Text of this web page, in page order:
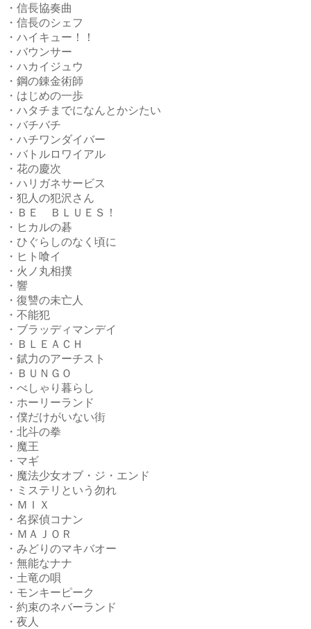
・信長協奏曲
・信長のシェフ
・ハイキュー！！
・バウンサー
・ハカイジュウ
・鋼の錬金術師
・はじめの一歩
・ハタチまでになんとかシたい
・バチバチ
・ハチワンダイバー
・バトルロワイアル
・花の慶次
・ハリガネサービス
・犯人の犯沢さん
・ＢＥ ＢＬＵＥＳ！
・ヒカルの碁
・ひぐらしのなく頃に
・ヒト喰イ
・火ノ丸相撲
・響
・復讐の未亡人
・不能犯
・ブラッディマンデイ
・ＢＬＥＡＣＨ
・錻力のアーチスト
・ＢＵＮＧＯ
・べしゃり暮らし
・ホーリーランド
・僕だけがいない街
・北斗の拳
・魔王
・マギ
・魔法少女オブ・ジ・エンド
・ミステリという勿れ
・ＭＩＸ
・名探偵コナン
・ＭＡＪＯＲ
・みどりのマキバオー
・無能なナナ
・土竜の唄
・モンキーピーク
・約束のネバーランド
・夜人